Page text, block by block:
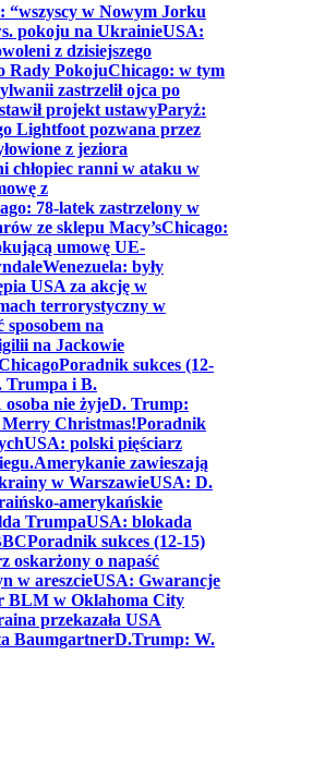
“wszyscy w Nowym Jorku
pokoju na UkrainieUSA:
z dzisiejszego
Rady PokojuChicago: w tym
zastrzelił ojca po
projekt ustawyParyż:
Lightfoot pozwana przez
z jeziora
chłopiec ranni w ataku w
z
78-latek zastrzelony w
ze sklepu Macy’sChicago:
umowę UE-
Wenezuela: były
USA za akcję w
terrorystyczny w
na
na Jackowie
Poradnik sukces (12-
Trumpa i B.
nie żyjeD. Trump:
Merry Christmas!Poradnik
USA: polski pięściarz
Amerykanie zawieszają
w WarszawieUSA: D.
amerykańskie
TrumpaUSA: blokada
Poradnik sukces (12-15)
oskarżony o napaść
w areszcieUSA: Gwarancje
BLM w Oklahoma City
przekazała USA
BaumgartnerD.Trump: W.